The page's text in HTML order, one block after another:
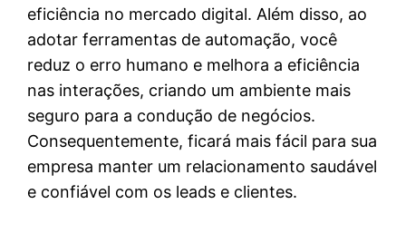
eficiência no mercado digital. Além disso, ao
adotar ferramentas de automação, você
reduz o erro humano e melhora a eficiência
nas interações, criando um ambiente mais
seguro para a condução de negócios.
Consequentemente, ficará mais fácil para sua
empresa manter um relacionamento saudável
e confiável com os leads e clientes.